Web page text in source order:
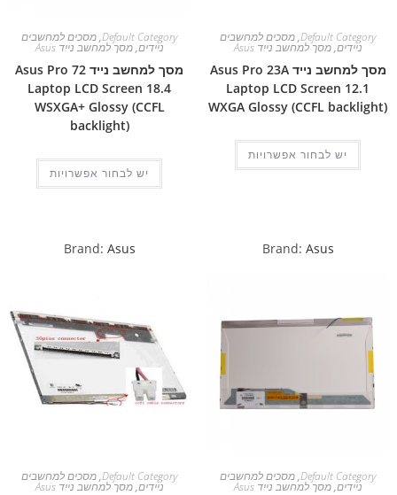
Default Category
,מסכים למחשבים
ניידים,מסך למחשב נייד Asus
מסך למחשב נייד Asus Pro 23A
Laptop LCD Screen 12.1
WXGA Glossy (CCFL backlight)
יש לבחור אפשרויות
Default Category
,מסכים למחשבים
ניידים,מסך למחשב נייד Asus
מסך למחשב נייד Asus Pro 72
Laptop LCD Screen 18.4
WSXGA+ Glossy (CCFL
backlight)
יש לבחור אפשרויות
Brand: Asus
Default Category
,מסכים למחשבים
ניידים,מסך למחשב נייד Asus
Brand: Asus
Default Category
,מסכים למחשבים
ניידים,מסך למחשב נייד Asus